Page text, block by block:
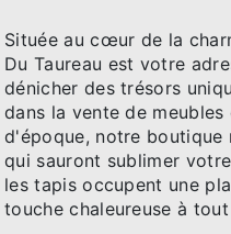
Située au cœur de la
Du Taureau est votre
dénicher des trésors
dans la vente de
d'époque, notre boutique
qui sauront sublimer
les tapis occupent une
touche chaleureuse à